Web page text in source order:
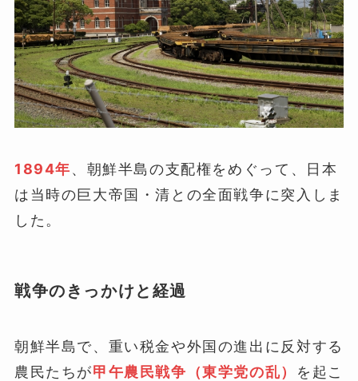
1894年、朝鮮半島の支配権をめぐって、日本
は当時の巨大帝国・清との全面戦争に突入しま
した。
戦争のきっかけと経過
朝鮮半島で、重い税金や外国の進出に反対する
農民たちが甲午農民戦争（東学党の乱） を起こ